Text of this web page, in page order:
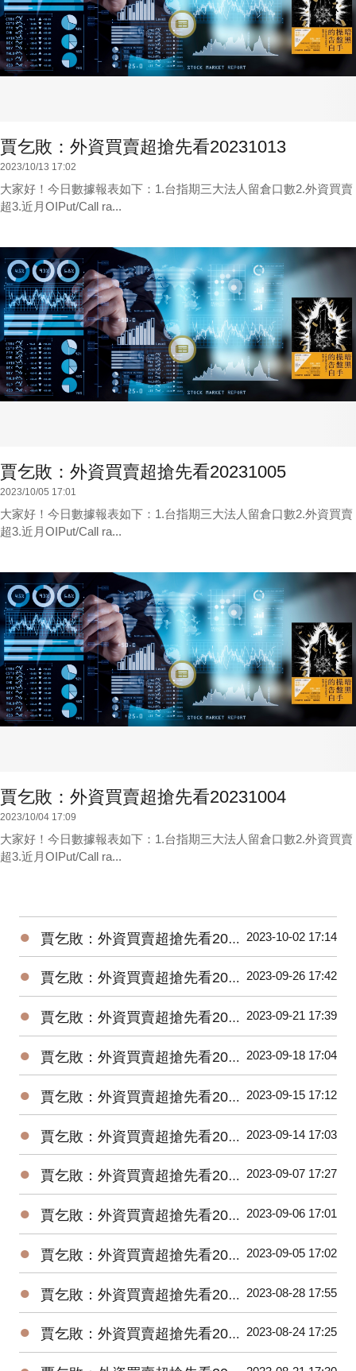
賈乞敗：外資買賣超搶先看20231013
2023/10/13 17:02
大家好！今日數據報表如下：1.台指期三大法人留倉口數2.外資買賣
超3.近月OIPut/Call ra...
賈乞敗：外資買賣超搶先看20231005
2023/10/05 17:01
大家好！今日數據報表如下：1.台指期三大法人留倉口數2.外資買賣
超3.近月OIPut/Call ra...
賈乞敗：外資買賣超搶先看20231004
2023/10/04 17:09
大家好！今日數據報表如下：1.台指期三大法人留倉口數2.外資買賣
超3.近月OIPut/Call ra...
● 賈乞敗：外資買賣超搶先看20231002 2023-10-02 17:14
● 賈乞敗：外資買賣超搶先看20230926 2023-09-26 17:42
● 賈乞敗：外資買賣超搶先看20230921 2023-09-21 17:39
● 賈乞敗：外資買賣超搶先看20230918 2023-09-18 17:04
● 賈乞敗：外資買賣超搶先看20230915 2023-09-15 17:12
● 賈乞敗：外資買賣超搶先看20230914 2023-09-14 17:03
● 賈乞敗：外資買賣超搶先看20230907 2023-09-07 17:27
● 賈乞敗：外資買賣超搶先看20230906 2023-09-06 17:01
● 賈乞敗：外資買賣超搶先看20230905 2023-09-05 17:02
● 賈乞敗：外資買賣超搶先看20230828 2023-08-28 17:55
● 賈乞敗：外資買賣超搶先看20230824 2023-08-24 17:25